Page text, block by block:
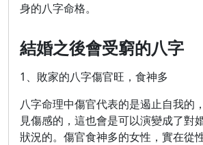
身的八字命格。
結婚之後會受窮的八字
1、敗家的八字傷官旺，食神多
八字命理中傷官代表的是遏止自我的
見傷感的，這也會是可以演變成了對
狀況的。傷官食神多的女性，實在從